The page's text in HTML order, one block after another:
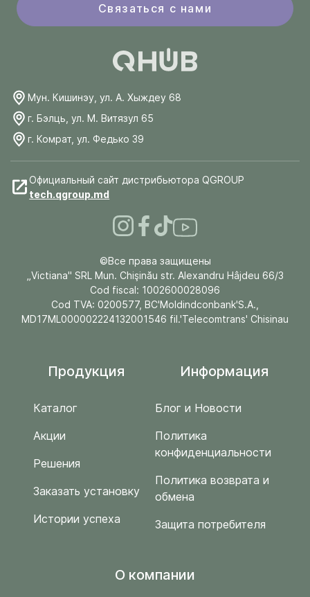
Связаться с нами
Мун. Кишинэу, ул. А. Хыждеу 68
г. Бэлць, ул. М. Витязул 65
г. Комрат, ул. Федько 39
Официальный сайт дистрибьютора QGROUP
tech.qgroup.md
©Все права защищены
„Victiana" SRL Mun. Chişinău str. Alexandru Hâjdeu 66/3
Cod fiscal: 1002600028096
Cod TVA: 0200577, BC'Moldindconbank'S.A.,
MD17ML000002224132001546 fil.'Telecomtrans' Chisinau
Продукция
Каталог
Акции
Решения
Заказать установку
Истории успеха
Информация
Блог и Новости
Политика
конфиденциальности
Политика возврата и
обмена
Защита потребителя
O компании